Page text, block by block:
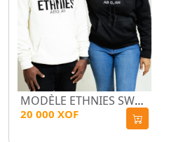
MODÈLE ETHNIES SWEAT A CAPUCHE
20 000 XOF